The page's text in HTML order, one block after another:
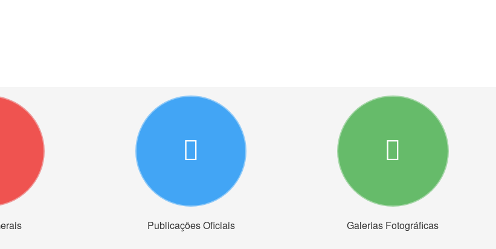
Publicações Oficiais Galerias Fotográficas